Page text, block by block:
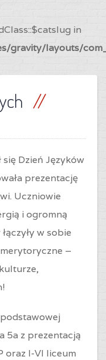
in
gravity/layouts/
Dzień Języków
prezentację
Uczniowie
i ogromną
w sobie
–
5a z prezentacją
oraz I-VI liceum